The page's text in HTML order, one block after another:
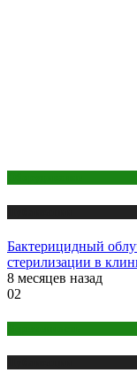
Бактерицидный
стерилизации в
8 месяцев назад
02